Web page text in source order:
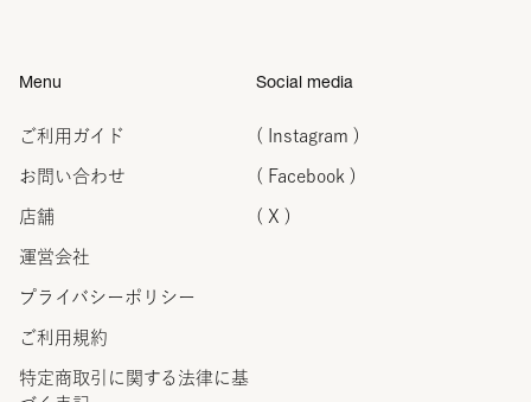
Menu
ご利用ガイド
お問い合わせ
店舗
運営会社
プライバシーポリシー
ご利用規約
特定商取引に関する法律に 基
Social media
( Instagram )
( Facebook )
( X )